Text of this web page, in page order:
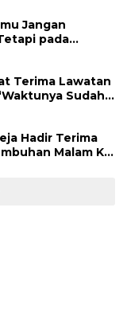
Jangan
pada
Terima Lawatan
Hadir Terima